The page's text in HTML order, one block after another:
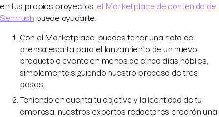
en tus propios proyectos, el Marketplace de contenido de
Semrush puede ayudarte.
Con el Marketplace, puedes tener una nota de
prensa escrita para el lanzamiento de un nuevo
producto o evento en menos de cinco días hábiles,
simplemente siguiendo nuestro proceso de tres
pasos.
Teniendo en cuenta tu objetivo y la identidad de tu
empresa, nuestros expertos redactores crearán una